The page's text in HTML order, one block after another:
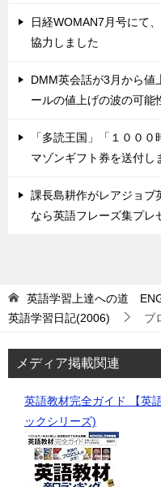
日経WOMAN7月号にて
協力しました
DMM英会話が3月から値
ールの値上げの波の可能
「多読王国」「１００
マゾンギフト券を送付し
課長島耕作がレアジョブ
なら英語フレーズ集プレ
英語学習上達への道
英語学習日記(2006)
ブ
メディア掲載関連
英語教材完全ガイド 【英
ックシリーズ)